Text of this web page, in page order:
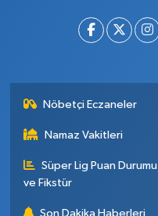
Nöbetçi Eczaneler
Namaz Vakitleri
Süper Lig Puan Durumu
ve Fikstür
Son Dakika Haberleri